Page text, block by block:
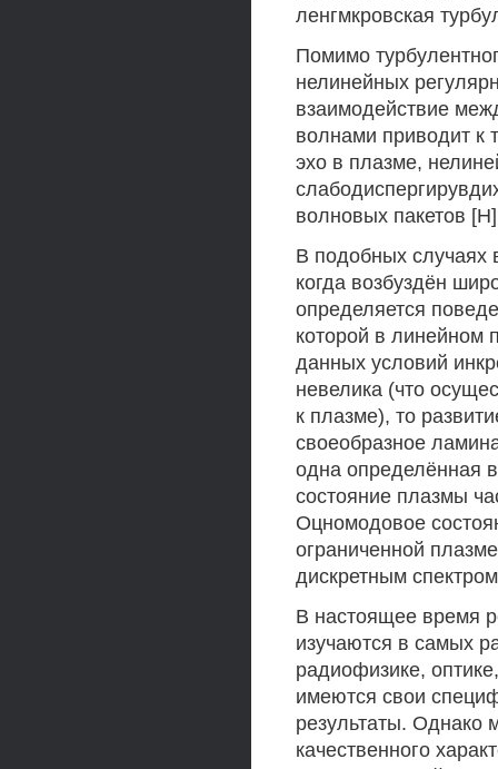
ленгмкровская
Помимо
нелинейных
взаимодействие
волнами приводит к
эхо в плазме,
волновых пакетов
В подобных случаях
когда возбуздён
определяется
которой в линейном
данных условий
невелика (что
к плазме), то
своеобразное
одна определённая
состояние плазмы
Оцномодовое
ограниченной
дискретным
В настоящее время
изучаются в самых
радиофизике,
имеются свои
результаты. Однако
качественного